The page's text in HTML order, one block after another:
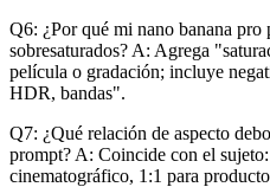
Q6: ¿Por qué mi nano banana pro
sobresaturados? A: Agrega
película o gradación; incluye
HDR, bandas".
Q7: ¿Qué relación de aspecto
prompt? A: Coincide con el
cinematográfico, 1:1 para